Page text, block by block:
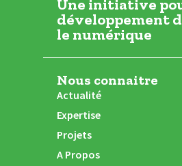
Une initiative
développement
le numérique
Nous connaitre
Actualité
Expertise
Projets
A Propos